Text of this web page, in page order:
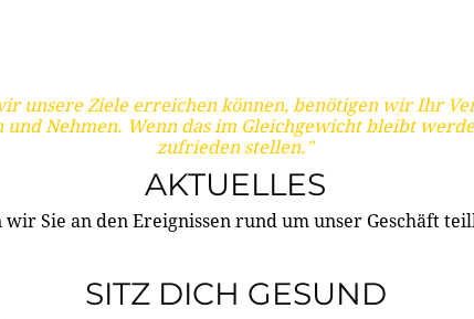
unsere Ziele erreichen können, benötigen wir Ihr
und Nehmen. Wenn das im Gleichgewicht bleibt
zufrieden stellen."
AKTUELLES
Sie an den Ereignissen rund um unser Geschäft
SITZ DICH GESUND